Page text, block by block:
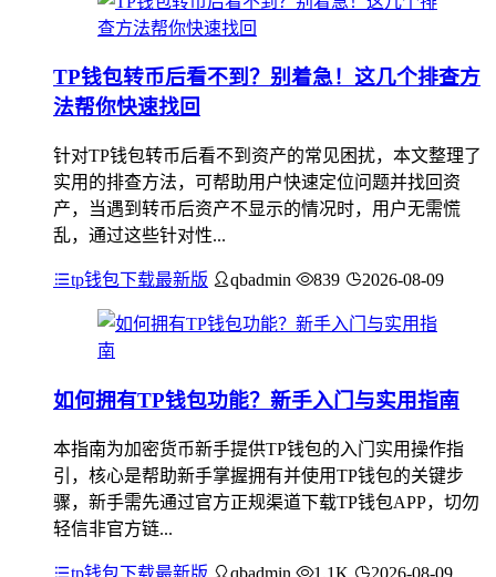
TP钱包转币后看不到？别着急！这几个排查方
法帮你快速找回
针对TP钱包转币后看不到资产的常见困扰，本文整理了
实用的排查方法，可帮助用户快速定位问题并找回资
产，当遇到转币后资产不显示的情况时，用户无需慌
乱，通过这些针对性...
tp钱包下载最新版 qbadmin 839 2026-08-09
如何拥有TP钱包功能？新手入门与实用指南
本指南为加密货币新手提供TP钱包的入门实用操作指
引，核心是帮助新手掌握拥有并使用TP钱包的关键步
骤，新手需先通过官方正规渠道下载TP钱包APP，切勿
轻信非官方链...
tp钱包下载最新版 qbadmin 1.1K 2026-08-09